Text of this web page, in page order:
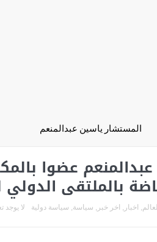
المستشار ياسين عبدالمنعم
عضوا
بالملتقى
, اخبار , اخر خبر , سياسة, سياسة دولية
لا يوجد